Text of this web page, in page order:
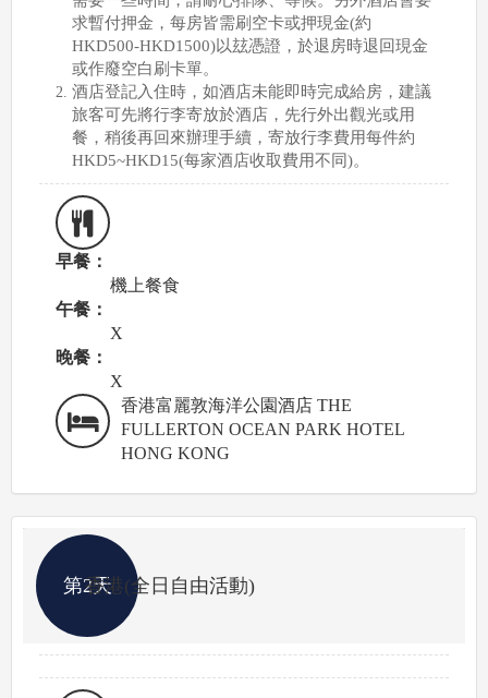
求暫付押金，每房皆需刷空卡或押現金(約
HKD500-HKD1500)以玆憑證，於退房時退回現金
或作廢空白刷卡單。
酒店登記入住時，如酒店未能即時完成給房，建議
旅客可先將行李寄放於酒店，先行外出觀光或用
餐，稍後再回來辦理手續，寄放行李費用每件約
HKD5~HKD15(每家酒店收取費用不同)。
早餐：
機上餐食
午餐：
X
晚餐：
X
香港富麗敦海洋公園酒店 THE
FULLERTON OCEAN PARK HOTEL
HONG KONG
第2天
香港(全日自由活動)